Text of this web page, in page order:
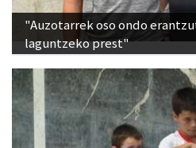
"Auzotarrek oso ondo
laguntzeko prest"